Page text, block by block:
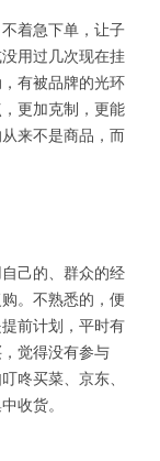
着急下单，让子
用过几次现在挂
有被品牌的光环
更加克制，更能
来不是商品，而
己的、群众的经
。不熟悉的，便
前计划，平时有
觉得没有参与
咚买菜、京东、
收货。